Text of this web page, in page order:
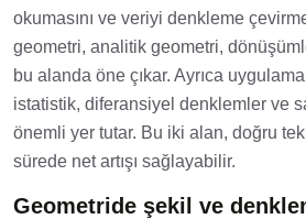
okumasını ve veriyi denkleme
geometri, analitik geometri,
bu alanda öne çıkar. Ayrıca
istatistik, diferansiyel denklemler ve
önemli yer tutar. Bu iki alan, doğru
sürede net artışı sağlayabilir.
Geometride şekil ve